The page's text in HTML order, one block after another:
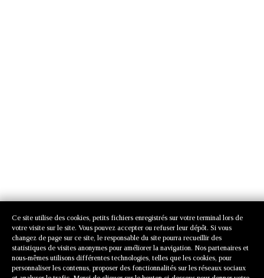
Ce site utilise des cookies, petits fichiers enregistrés sur votre terminal lors de
votre visite sur le site. Vous pouvez accepter ou refuser leur dépôt. Si vous
changez de page sur ce site, le responsable du site pourra recueillir des
statistiques de visites anonymes pour améliorer la navigation. Nos partenaires et
nous-mêmes utilisons différentes technologies, telles que les cookies, pour
personnaliser les contenus, proposer des fonctionnalités sur les réseaux sociaux